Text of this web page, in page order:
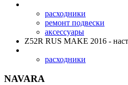
расходники
ремонт подвески
аксессуары
Z52R RUS MAKE 2016 -
расходники
NAVARA